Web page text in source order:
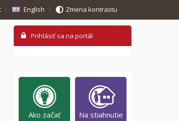
English Zmena kontrastu
Ako začať Na stiahnutie